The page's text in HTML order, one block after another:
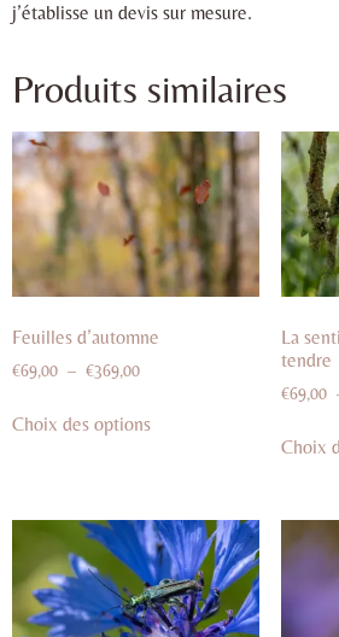
j’établisse un devis sur mesure.
Produits similaires
Feuilles d’automne
€69,00 – €369,00
Choix des options
La
tendre
€69,00
Choix